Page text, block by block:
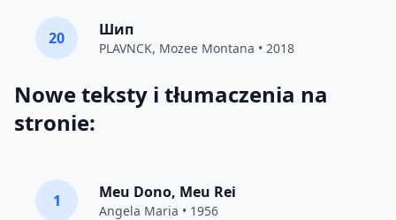
20 Шип
PLAVNCK, Mozee Montana • 2018
Nowe teksty i tłumaczenia na
stronie:
1 Meu Dono, Meu Rei
Angela Maria • 1956